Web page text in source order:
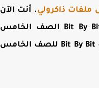
ذاكرولي. أنت الآن
تحميل مراجعة كتاب Bit By Bit الصف الخامس
الابتدائي الترم الاول ، مراجعة كتاب Bit By Bit للصف الخامس